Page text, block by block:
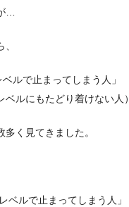
…
ベルで止まってしまう人」
ベルにもたどり着けない人）
く見てきました。
ベルで止まってしまう人」